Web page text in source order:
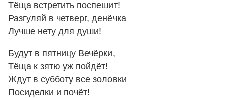
Тёща встретить поспешит!
Разгуляй в четверг, денёчка
Лучше нету для души!
Будут в пятницу Вечёрки,
Тёща к зятю уж пойдёт!
Ждут в субботу все золовки
Посиделки и почёт!